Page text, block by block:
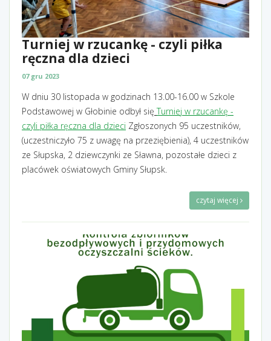
Turniej w rzucankę - czyli piłka
ręczna dla dzieci
07 gru 2023
W dniu 30 listopada w godzinach 13.00-16.00 w Szkole
Podstawowej w Głobinie odbył się Turniej w rzucankę -
czyli piłka ręczna dla dzieci Zgłoszonych 95 uczestników,
(uczestniczyło 75 z uwagę na przeziębienia), 4 uczestników
ze Słupska, 2 dziewczynki ze Sławna, pozostałe dzieci z
placówek oświatowych Gminy Słupsk.
czytaj więcej